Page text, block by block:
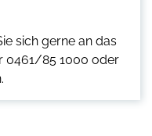
sich gerne an das
0461/85 1000 oder